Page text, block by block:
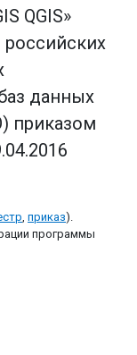
QGIS»
данных
приказом
, приказ).
программы